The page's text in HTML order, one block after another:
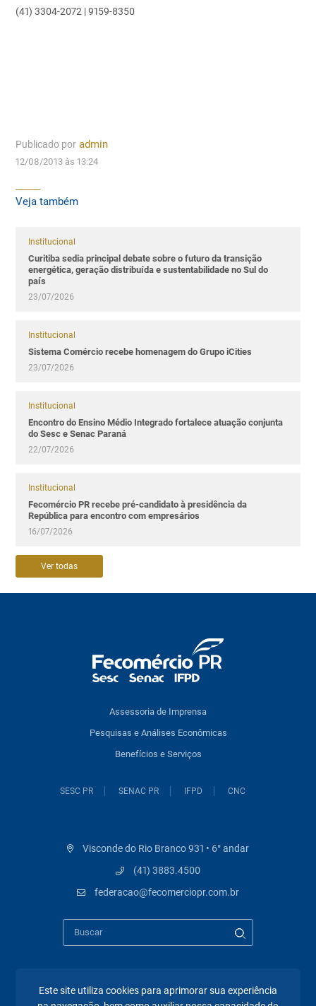
(41) 3304-2072 | 9159-8350
Publicado por admin
12/08/2013 às 13:24
Veja também
Institucional
Curitiba sedia principal debate sobre o futuro da transição
energética, geração distribuída e sustentabilidade no Sul do
país
23/07/2026
Institucional
Sistema Comércio recebe homenagem do Grupo iCities
23/07/2026
Institucional
Encontro do Ensino Médio Integrado fortalece atuação conjunta
do Sesc e Senac Paraná
22/07/2026
Institucional
Fecomércio PR recebe pré-candidato à presidência da
República para encontro com empresários
16/07/2026
Ver todas
Assessoria de Imprensa
Pesquisas e Análises Econômicas
Benefícios e Serviços
SESC PR SENAC PR IFPD CNC
Visconde do Rio Branco 931 • 6° andar
(41) 3883.4500
federacao@fecomerciopr.com.br
Páginas mais visitadas
Este site utiliza cookies para aprimorar sua experiência